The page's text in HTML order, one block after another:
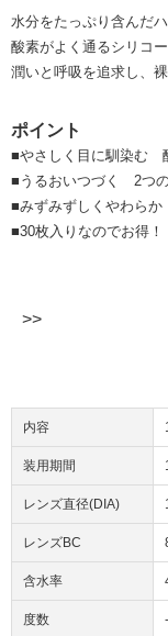
水分をたっぷり含んだ
酸素がよく通るシリコ
潤いと呼吸を追求し、
ポイント
■やさしく目に馴染む
■うるおいつづく 2つ
■みずみずしくやわら
■30枚入りなのでお得！
内容
装用期間
レンズ直径(DIA)
レンズBC
含水率
度数